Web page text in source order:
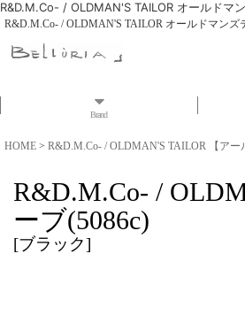
R&D.M.Co- / OLDMAN'S TAILOR オールドマ
R&D.M.Co- / OLDMAN'S TAILOR オールドマン
Brand
HOME > R&D.M.Co- / OLDMAN'S TAILOR 【アー
R&D.M.Co- /
ーブ(5086c)
[ブラック]